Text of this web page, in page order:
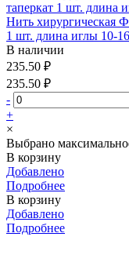
Нить хирургическая
1 шт. длина иглы 10-
В наличии
235.50 ₽
235.50 ₽
-
+
×
Выбрано
В корзину
Добавлено
Подробнее
В корзину
Добавлено
Подробнее